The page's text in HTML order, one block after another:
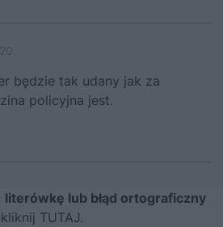
będzie tak udany jak za
policyjna jest.
literówkę lub błąd ortograficzny
kliknij TUTAJ.